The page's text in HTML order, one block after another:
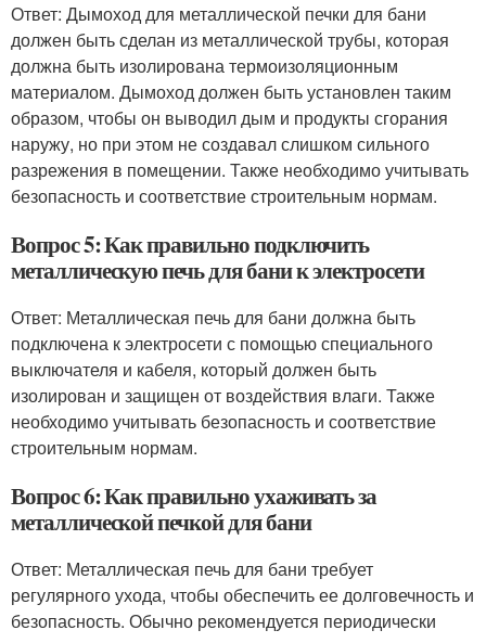
Ответ: Дымоход для металлической печки для бани
должен быть сделан из металлической трубы, которая
должна быть изолирована термоизоляционным
материалом. Дымоход должен быть установлен таким
образом, чтобы он выводил дым и продукты сгорания
наружу, но при этом не создавал слишком сильного
разрежения в помещении. Также необходимо учитывать
безопасность и соответствие строительным нормам.
Вопрос 5: Как правильно подключить
металлическую печь для бани к электросети
Ответ: Металлическая печь для бани должна быть
подключена к электросети с помощью специального
выключателя и кабеля, который должен быть
изолирован и защищен от воздействия влаги. Также
необходимо учитывать безопасность и соответствие
строительным нормам.
Вопрос 6: Как правильно ухаживать за
металлической печкой для бани
Ответ: Металлическая печь для бани требует
регулярного ухода, чтобы обеспечить ее долговечность и
безопасность. Обычно рекомендуется периодически